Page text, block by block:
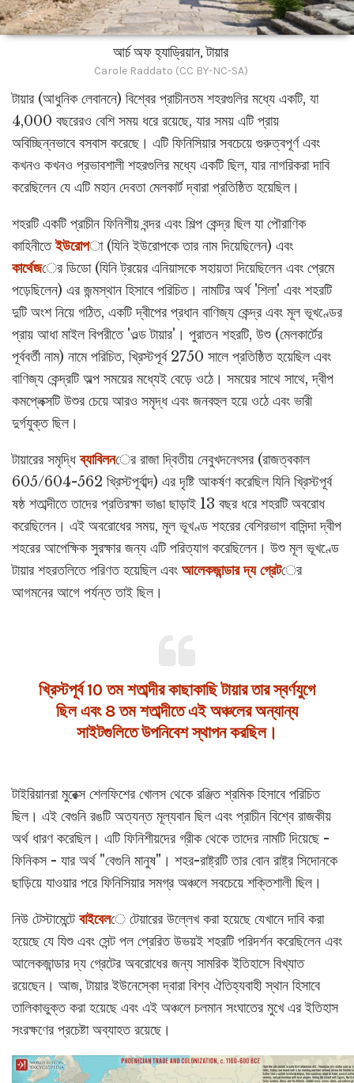
আর্চ অফ হ্যাড্রিয়ান, টায়ার
Carole Raddato (CC BY-NC-SA)
টায়ার (আধুনিক লেবাননে) বিশ্বের প্রাচীনতম শহরগুলির মধ্যে একটি, যা
4,000 বছরেরও বেশি সময় ধরে রয়েছে, যার সময় এটি প্রায়
অবিচ্ছিন্নভাবে বসবাস করেছে। এটি ফিনিসিয়ার সবচেয়ে গুরুত্বপূর্ণ এবং
কখনও কখনও প্রভাবশালী শহরগুলির মধ্যে একটি ছিল, যার নাগরিকরা দাবি
করেছিলেন যে এটি মহান দেবতা মেলকার্ট দ্বারা প্রতিষ্ঠিত হয়েছিল।
শহরটি একটি প্রাচীন ফিনিশীয় বন্দর এবং শিল্প কেন্দ্র ছিল যা পৌরাণিক
কাহিনীতেইউরোপা (যিনি ইউরোপকে তার নাম দিয়েছিলেন) এবং
কার্থেজের ডিডো (যিনি ট্রয়ের এনিয়াসকে সহায়তা দিয়েছিলেন এবং প্রেমে
পড়েছিলেন) এর জন্মস্থান হিসাবে পরিচিত। নামটির অর্থ 'শিলা' এবং শহরটি
দুটি অংশ নিয়ে গঠিত, একটি দ্বীপের প্রধান বাণিজ্য কেন্দ্র এবং মূল ভূখণ্ডের
প্রায় আধা মাইল বিপরীতে 'ওল্ড টায়ার'। পুরাতন শহরটি, উশু (মেলকার্টের
পূর্ববর্তী নাম) নামে পরিচিত, খ্রিস্টপূর্ব 2750 সালে প্রতিষ্ঠিত হয়েছিল এবং
বাণিজ্য কেন্দ্রটি অল্প সময়ের মধ্যেই বেড়ে ওঠে। সময়ের সাথে সাথে, দ্বীপ
কমপ্লেক্সটি উশুর চেয়ে আরও সমৃদ্ধ এবং জনবহুল হয়ে ওঠে এবং ভারী
দুর্গযুক্ত ছিল।
টায়ারের সমৃদ্ধিব্যাবিলনের রাজা দ্বিতীয় নেবুখদনেৎসর (রাজত্বকাল
605/604-562 খ্রিস্টপূর্বাব্দ) এর দৃষ্টি আকর্ষণ করেছিল যিনি খ্রিস্টপূর্ব
ষষ্ঠ শতাব্দীতে তাদের প্রতিরক্ষা ভাঙা ছাড়াই 13 বছর ধরে শহরটি অবরোধ
করেছিলেন। এই অবরোধের সময়, মূল ভূখণ্ড শহরের বেশিরভাগ বাসিন্দা দ্বীপ
শহরের আপেক্ষিক সুরক্ষার জন্য এটি পরিত্যাগ করেছিলেন। উশু মূল ভূখণ্ডে
টায়ার শহরতলিতে পরিণত হয়েছিল এবং আলেকজান্ডার দ্য গ্রেটের
আগমনের আগে পর্যন্ত তাই ছিল।
খ্রিস্টপূর্ব 10 তম শতাব্দীর কাছাকাছি টায়ার তার স্বর্ণযুগে
ছিল এবং 8 তম শতাব্দীতে এই অঞ্চলের অন্যান্য
সাইটগুলিতে উপনিবেশ স্থাপন করছিল।
টাইরিয়ানরা মুরেক্স শেলফিশের খোলস থেকে রঞ্জিত শ্রমিক হিসাবে পরিচিত
ছিল। এই বেগুনি রঙটি অত্যন্ত মূল্যবান ছিল এবং প্রাচীন বিশ্বে রাজকীয়
অর্থ ধারণ করেছিল। এটি ফিনিশীয়দের গ্রীক থেকে তাদের নামটি দিয়েছে -
ফিনিকস - যার অর্থ "বেগুনি মানুষ"। শহর-রাষ্ট্রটি তার বোন রাষ্ট্র সিদোনকে
ছাড়িয়ে যাওয়ার পরে ফিনিসিয়ার সমগ্র অঞ্চলে সবচেয়ে শক্তিশালী ছিল।
নিউ টেস্টামেন্টেবাইবেলে টেয়ারের উল্লেখ করা হয়েছে যেখানে দাবি করা
হয়েছে যে যিশু এবং সেন্ট পল প্রেরিত উভয়ই শহরটি পরিদর্শন করেছিলেন এবং
আলেকজান্ডার দ্য গ্রেটের অবরোধের জন্য সামরিক ইতিহাসে বিখ্যাত
রয়েছেন। আজ, টায়ার ইউনেস্কো দ্বারা বিশ্ব ঐতিহ্যবাহী স্থান হিসাবে
তালিকাভুক্ত করা হয়েছে এবং এই অঞ্চলে চলমান সংঘাতের মুখে এর ইতিহাস
সংরক্ষণের প্রচেষ্টা অব্যাহত রয়েছে।